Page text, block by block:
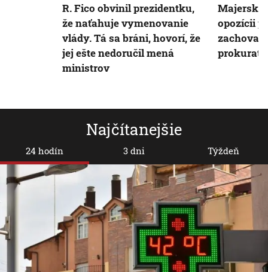
Najčítanejšie
24 hodín 3 dni Týždeň
R. Fico obvinil prezidentku,
že naťahuje vymenovanie
vlády. Tá sa bráni, hovorí, že
jej ešte nedoručil mená
ministrov
opozícii